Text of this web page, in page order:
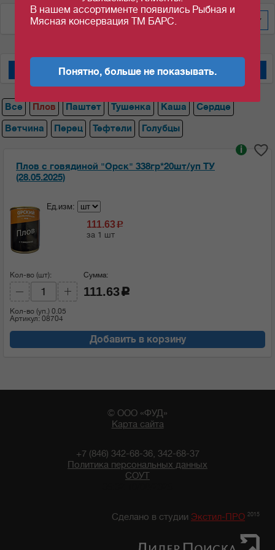
По дате добавления
Мясные консервы "Барс" Мясные консервы "Орский мясокомбинат"
Все Плов Паштет Тушенка Каша
Сердце
Ветчина
Перец Тефтели Голубцы
Плов с говядиной "Орск" 338гр*20шт/уп ТУ
(28.05.2025)
i
Ед.изм:
111.63 c
за 1 шт
Кол-во (шт):
Кол-во (уп.) 0.05
Артикул: 08704
Сумма:
111.63 c
Добавить в корзину
© ООО «ФУД»
Карта сайта
+7 (846) 342-68-36, 342-68-37
Политика персональных данных
СОУТ
Сделано в студии Экстил-ПРО 2015
В нашем ассортименте появились Рыбная и
Мясная консервация ТМ БАРС.
Понятно, больше не показывать.